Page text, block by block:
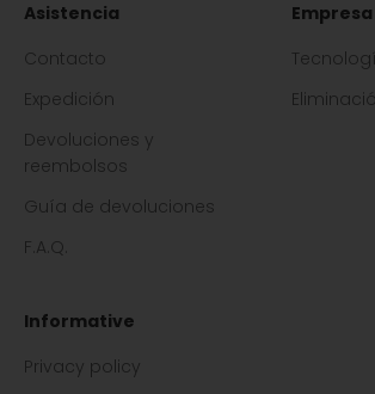
Asistencia
Contacto
Expedición
Devoluciones y
reembolsos
Guía de devoluciones
F.A.Q.
Empresa
Informative
Privacy policy